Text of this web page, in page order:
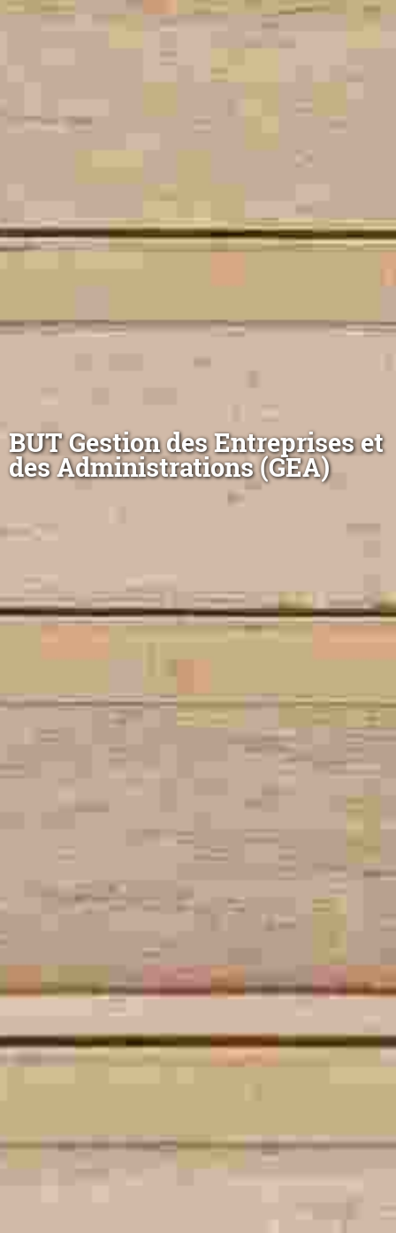
BUT Gestion des Entreprises et
des Administrations (GEA)